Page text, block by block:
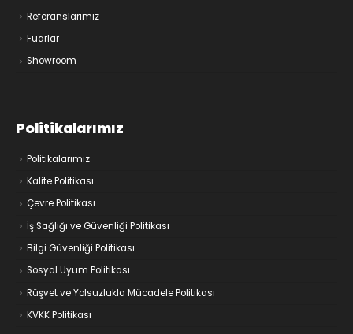
Referanslarımız
Fuarlar
Showroom
Politikalarımız
Politikalarımız
Kalite Politikası
Çevre Politikası
İş Sağlığı ve Güvenliği Politikası
Bilgi Güvenliği Politikası
Sosyal Uyum Politikası
Rüşvet ve Yolsuzlukla Mücadele Politikası
KVKK Politikası